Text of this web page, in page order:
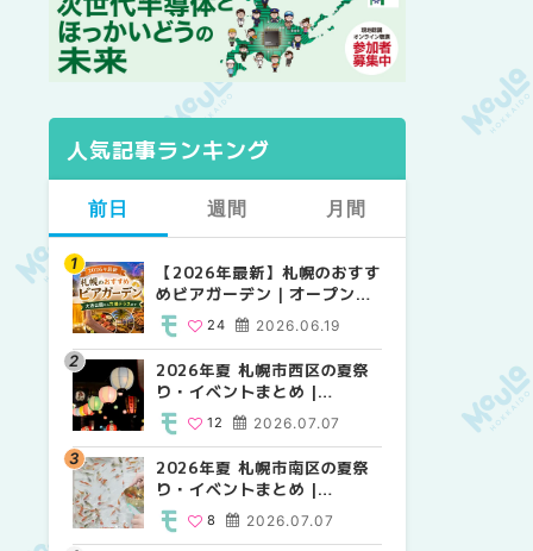
人気記事ランキング
前日
【2026年最新】札幌のおすす
めビアガーデン｜オープン日
順に徹底紹介！大通公園から
穴場テラスまで | MouLa
HOKKAIDO
2026.06.19
24
2026年夏 札幌市西区の夏祭
り・イベントまとめ |
MouLa HOKKAIDO
2026.07.07
12
2026年夏 札幌市南区の夏祭
り・イベントまとめ |
MouLa HOKKAIDO
2026.07.07
8
週間
【2026年最新】札幌のおすす
めビアガーデン｜オープン日
穴場テラスまで | MouLa
HOKKAIDO
24
2026年夏 札幌市西区の夏祭
り・イベントまとめ |
12
2026年夏 札幌市北区の夏祭
り・イベントまとめ |
9
月間
【2026年最新】札幌のおすす
めビアガーデン｜オープン日
穴場テラスまで | MouLa
HOKKAIDO
24
2026年夏 札幌市北区の夏祭
り・イベントまとめ |
9
2026年夏 札幌市西区の夏祭
り・イベントまとめ |
12